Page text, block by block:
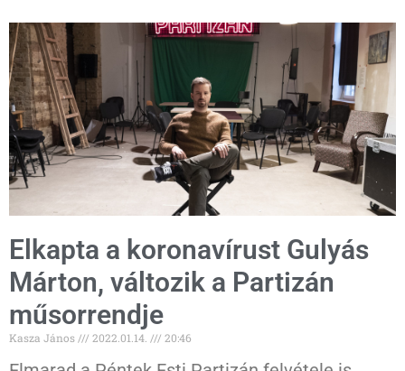
Elkapta a koronavírust Gulyás
Márton, változik a Partizán
műsorrendje
Kasza János 2022.01.14. 20:46